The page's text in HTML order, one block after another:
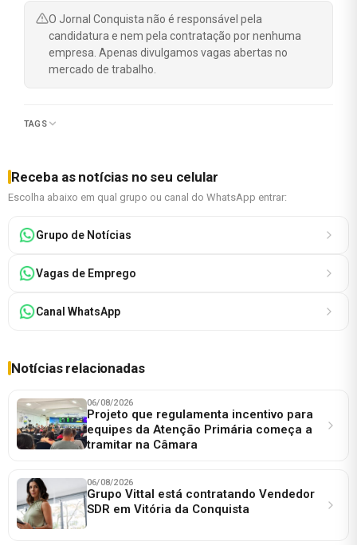
O Jornal Conquista não é responsável pela
candidatura e nem pela contratação por nenhuma
empresa. Apenas divulgamos vagas abertas no
mercado de trabalho.
TAGS
Receba as notícias no seu celular
Escolha abaixo em qual grupo ou canal do WhatsApp entrar:
Grupo de Notícias
Vagas de Emprego
Canal WhatsApp
Notícias relacionadas
06/08/2026
Projeto que regulamenta incentivo para
equipes da Atenção Primária começa a
tramitar na Câmara
06/08/2026
Grupo Vittal está contratando Vendedor
SDR em Vitória da Conquista